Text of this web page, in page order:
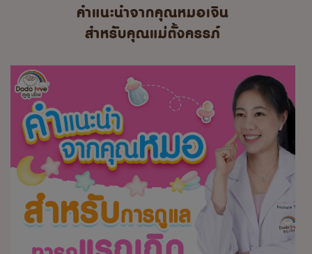
คำแนะนำจากคุณหมอเจิน
สำหรับคุณแม่ตั้งครรภ์